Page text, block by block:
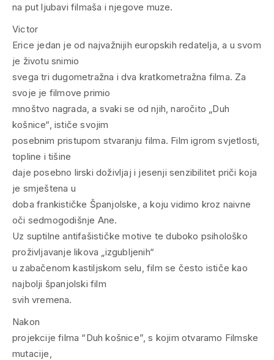
na put ljubavi filmaša i njegove muze.
Victor
Erice jedan je od najvažnijih europskih redatelja, a u svom
je životu snimio
svega tri dugometražna i dva kratkometražna filma. Za
svoje je filmove primio
mnoštvo nagrada, a svaki se od njih, naročito „Duh
košnice“, ističe svojim
posebnim pristupom stvaranju filma. Film igrom svjetlosti,
topline i tišine
daje posebno lirski doživljaj i jesenji senzibilitet priči koja
je smještena u
doba frankističke Španjolske, a koju vidimo kroz naivne
oči sedmogodišnje Ane.
Uz suptilne antifašističke motive te duboko psihološko
proživljavanje likova „izgubljenih“
u zabačenom kastiljskom selu, film se često ističe kao
najbolji španjolski film
svih vremena.
Nakon
projekcije filma “Duh košnice”, s kojim otvaramo Filmske
mutacije,